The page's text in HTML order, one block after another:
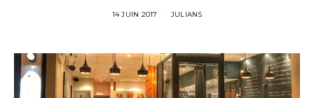
14 JUIN 2017 JULIANS